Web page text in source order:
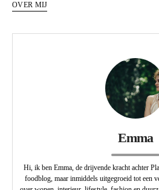
OVER MIJ
Emma
Hi, ik ben Emma, de drijvende kracht achter
foodblog, maar inmiddels uitgegroeid tot een